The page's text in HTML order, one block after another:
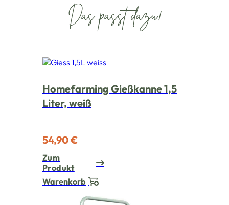
Das passt dazu!
Homefarming Gießkanne 1,5
Liter, weiß
54,90 €
Zum
Produkt
Warenkorb